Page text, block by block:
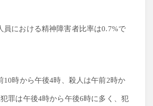
員における精神障害者比率は0.7%で
10時から午後4時、殺人は午前2時か
罪は午後4時から午後6時に多く、犯